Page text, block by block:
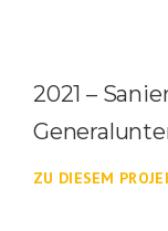
2021 –
ZU DIESEM